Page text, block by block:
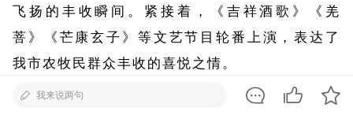
飞扬的丰收瞬间。紧接着，《吉祥酒歌》《羌
菩》《芒康玄子》等文艺节目轮番上演，表达了
我市农牧民群众丰收的喜悦之情。
我来说两句